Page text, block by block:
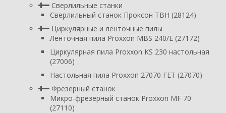
Сверлильные станки
Сверлильный станок Проксон TBH (28124)
Циркулярные и ленточные пилы
Ленточная пила Proxxon MBS 240/E (27172)
Циркулярная пила Proxxon KS 230 настольная
(27006)
Настольная пила Proxxon 27070 FET (27070)
Фрезерный станок
Микро-фрезерный станок Proxxon MF 70
(27110)